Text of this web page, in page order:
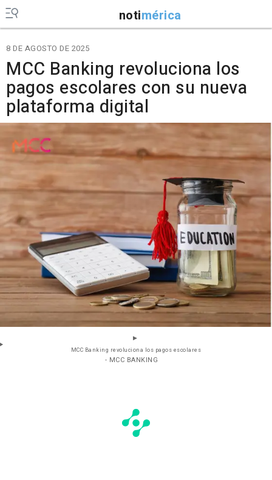
notimérica
8 DE AGOSTO DE 2025
MCC Banking revoluciona los
pagos escolares con su nueva
plataforma digital
MCC Banking revoluciona los pagos escolares
- MCC BANKING